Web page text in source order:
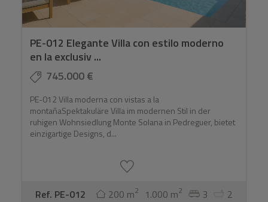
PE-012 Elegante Villa con estilo moderno
en la exclusiv ...
745.000 €
PE-012 Villa moderna con vistas a la
montañaSpektakuläre Villa im modernen Stil in der
ruhigen Wohnsiedlung Monte Solana in Pedreguer, bietet
einzigartige Designs, d...
Ref. PE-012 200 m2 1.000 m2 3 2